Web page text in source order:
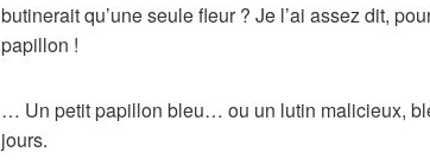
butinerait qu’une seule fleur ? Je l’ai assez dit,
papillon !
… Un petit papillon bleu… ou un lutin malicieux,
jours.